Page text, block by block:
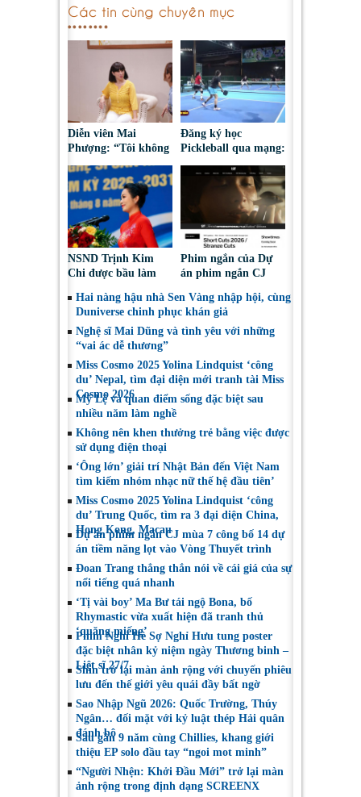
Các tin cùng chuyên mục
Diễn viên Mai
Phượng: “Tôi không
bao giờ hối hận về
những gì mình đã
chọn”
Đăng ký học
Pickleball qua mạng:
Nguy cơ bị chiếm
đoạt tài sản
NSND Trịnh Kim
Chi được bầu làm
Nghệ sĩ Sân khấu
Việt Nam
Phim ngắn của Dự
án phim ngắn CJ
tại LHP quốc tế
Toronto 2026
Hai nàng hậu nhà Sen Vàng nhập hội, cùng
Duniverse chinh phục khán giả
Nghệ sĩ Mai Dũng và tình yêu với những
“vai ác dễ thương”
Miss Cosmo 2025 Yolina Lindquist ‘công
du’ Nepal, tìm đại diện mới tranh tài Miss
Cosmo 2026
Mỹ Lệ và quan điểm sống đặc biệt sau
nhiều năm làm nghề
Không nên khen thưởng trẻ bằng việc được
sử dụng điện thoại
‘Ông lớn’ giải trí Nhật Bản đến Việt Nam
tìm kiếm nhóm nhạc nữ thế hệ đầu tiên’
Miss Cosmo 2025 Yolina Lindquist ‘công
du’ Trung Quốc, tìm ra 3 đại diện China,
Hong Kong, Macau
Dự án phim ngắn CJ mùa 7 công bố 14 dự
án tiềm năng lọt vào Vòng Thuyết trình
Đoan Trang thẳng thắn nói về cái giá của sự
nổi tiếng quá nhanh
‘Tị vài boy’ Ma Bư tái ngộ Bona, bố
Rhymastic vừa xuất hiện đã tranh thủ
‘quăng miếng’
Phim Nghỉ Hè Sợ Nghỉ Hưu tung poster
đặc biệt nhân kỷ niệm ngày Thương binh –
Liệt sĩ 27/7
Shin trở lại màn ảnh rộng với chuyến phiêu
lưu đến thế giới yêu quái đầy bất ngờ
Sao Nhập Ngũ 2026: Quốc Trường, Thúy
Ngân… đối mặt với kỷ luật thép Hải quân
đánh bộ
Sau gần 9 năm cùng Chillies, khang giới
thiệu EP solo đầu tay “ngoi mot minh”
“Người Nhện: Khởi Đầu Mới” trở lại màn
ảnh rộng trong định dạng SCREENX